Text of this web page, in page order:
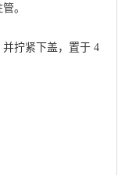
。
拧紧下盖，置于 4